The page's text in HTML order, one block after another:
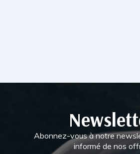
Abonnez-vous à notre
informé de nos